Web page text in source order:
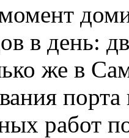
в день:
же в
порта
работ